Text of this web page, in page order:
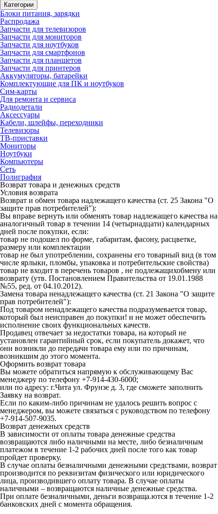
Категории
Блоки питания, зарядки
Распродажа
Запчасти для телевизоров
Запчасти для мониторов
Запчасти для ноутбуков
Запчасти для смартфонов
Запчасти для планшетов
Запчасти для принтеров
Аккумуляторы, батарейки
Комплектующие для ПК и ноутбуков
Сим-карты
Для ремонта и сервиса
Радиодетали
Аксессуары
Кабели, шлейфы, переходники
Телевизоры
ТВ-приставки
Мониторы
Ноутбуки
Компьютеры
Сеть
Полиграфия
Возврат товара и денежных средств
Условия возврата
Возврат и обмен товара надлежащего качества (ст. 25 Закона "О
защите прав потребителей"):
Вы вправе вернуть или обменять товар надлежащего качества на
аналогичный товар в течении 14 (четырнадцати) календарных
дней после покупки, если:
товар не подошел по форме, габаритам, фасону, расцветке,
размеру или комплектации
товар не был употреблении, сохранены его товарный вид (в том
числе ярлыки, пломбы, упаковка и потребительские свойства)
товар не входит в перечень товаров , не подлежащихобмену или
возврату (утв. Постановлением Правительства от 19.01.1988
№55, ред. от 04.10.2012).
Замена товара ненадлежащего качества (ст. 21 Закона "О защите
прав потребителей"):
Под товаром ненадлежащего качества подразумевается товар,
который был неисправен до покупки! и не может обеспечить
исполнение своих функциональных качеств.
Продавец отвечает за недостатки товара, на который не
установлен гарантийный срок, если покупатель докажет, что
они возникли до передачи товара ему или по причинам,
возникшим до этого момента.
Оформить возврат товара
Вы можете обратиться напрямую к обслуживающему Вас
менеджеру по телефону +7-914-430-6000;
или по адресу: г.Чита ул. Фрунзе д. 3, где сможете заполнить
Заявку на возврат.
Если по каким-либо причинам не удалось решить вопрос с
менеджером, вы можете связаться с руководством по телефону
+7-914-507-9035.
Возврат денежных средств
В зависимости от оплаты товара денежные средства
возвращаются либо наличными на месте, либо безналичным
платежом в течение 1-2 рабочих дней после того как товар
пройдет проверку.
В случае оплаты безналичными денежными средствами, возврат
производится по реквизитам физического или юридического
лица, производившего оплату товара. В случае оплаты
наличными – возвращаются наличные денежные средства.
При оплате безналичными, деньги возвраща.ются в течение 1-2
банковских дней с момента обращения.